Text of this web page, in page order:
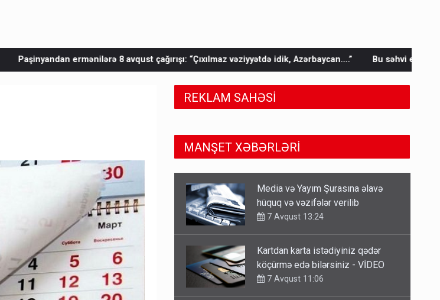
8 avqust çağırışı: “Çıxılmaz vəziyyətdə idik, Azərbaycan….” Bu səhvi edənlər yayda daha çox
REKLAM SAHƏSİ
MANŞET XƏBƏRLƏRİ
Kartdan karta istədiyiniz qədər
köçürmə edə bilərsiniz - VİDEO
7 Avqust 11:06
Tərtərdəki hadisənin sirri açıldı:
Ər-arvadı yandırıb 15 min manatı
oğurladı